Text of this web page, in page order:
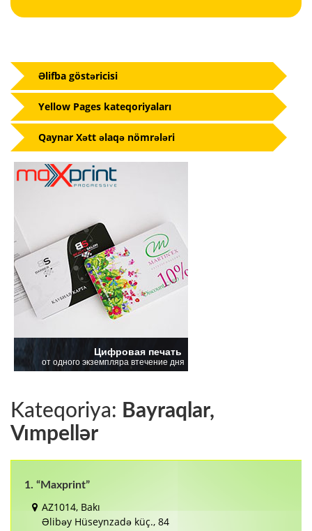
Kateqoriya: Bayraqlar,
Vımpellər
1. “Maxprint”
AZ1014, Bakı
Əlibəy Hüseynzadə küç., 84
Əlifba göstəricisi
Yellow Pages kateqoriyaları
Qaynar Xətt əlaqə nömrələri